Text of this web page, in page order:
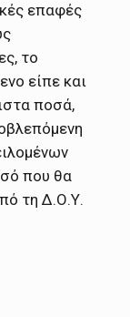
επαφές
το
είπε και
ποσά,
που θα
τη Δ.Ο.Υ.